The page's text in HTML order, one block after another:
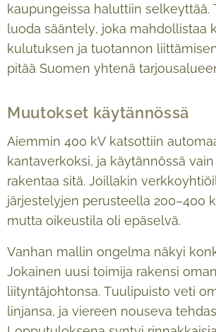
kaupungeissa haluttiin selkeyttää.
luoda sääntely, joka mahdollistaa
kulutuksen ja tuotannon
pitää Suomen yhtenä
Muutokset käytännössä
Aiemmin 400 kV katsottiin
kantaverkoksi, ja käytännössä
rakentaa sitä. Joillakin
järjestelyjen perusteella 200–400
mutta oikeustila oli epäselvä.
Vanhan mallin ongelma näkyi
Jokainen uusi toimija rakensi oman
liityntäjohtonsa. Tuulipuisto veti
linjansa, ja viereen nouseva